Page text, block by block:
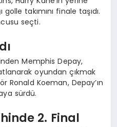
takımını finale taşıdı.
seçti.
Memphis Depay,
oyundan çıkmak
Ronald Koeman, Depay’ın
sürdü.
2. Final